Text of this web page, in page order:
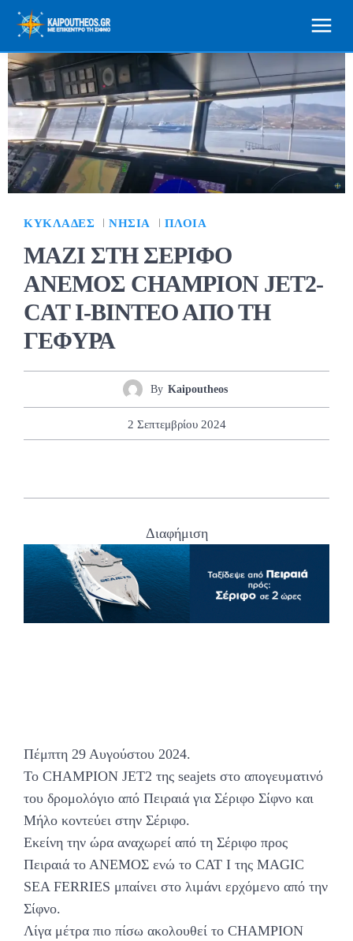
ΚΥΚΛΆΔΕΣ ΝΗΣΙΆ ΠΛΟΊΑ
ΜΑΖΙ ΣΤΗ ΣΕΡΙΦΟ
ΑΝΕΜΟΣ CHAMPION JET2-
CAT I-ΒΙΝΤΕΟ ΑΠΟ ΤΗ
ΓΕΦΥΡΑ
By Kaipoutheos
2 Σεπτεμβρίου 2024
Διαφήμιση
Πέμπτη 29 Αυγούστου 2024.
Το CHAMPION JET2 της seajets στο απογευματινό
του δρομολόγιο από Πειραιά για Σέριφο Σίφνο και
Μήλο κοντεύει στην Σέριφο.
Εκείνη την ώρα αναχωρεί από τη Σέριφο προς
Πειραιά το ΑΝΕΜΟΣ ενώ το CAT I της MAGIC
SEA FERRIES μπαίνει στο λιμάνι ερχόμενο από την
Σίφνο.
Λίγα μέτρα πιο πίσω ακολουθεί το CHAMPION